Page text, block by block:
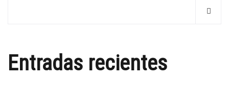
Entradas recientes